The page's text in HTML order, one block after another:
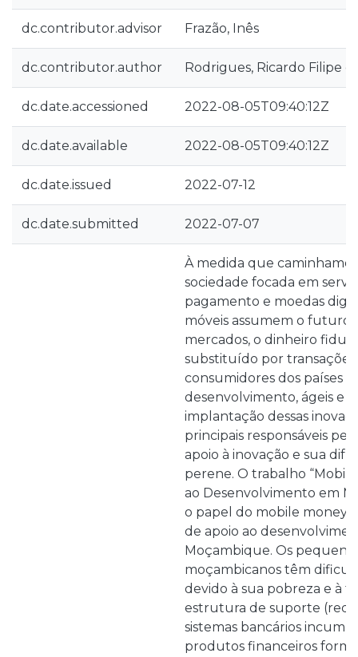
dc.contributor.advisor Frazão, Inês
dc.contributor.author Rodrigues, Ricardo Filipe
dc.date.accessioned 2022-08-05T09:40:12Z
dc.date.available 2022-08-05T09:40:12Z
dc.date.issued 2022-07-12
dc.date.submitted 2022-07-07
À medida que
sociedade focada em
pagamento e moedas
móveis assumem o futuro.
mercados, o dinheiro
substituído por transações
consumidores dos países
desenvolvimento, ágeis e
implantação dessas
principais responsáveis
apoio à inovação e sua
perene. O trabalho
ao Desenvolvimento em
o papel do mobile money
de apoio ao
Moçambique. Os
moçambicanos têm
devido à sua pobreza e à
estrutura de suporte (rede
sistemas bancários
produtos financeiros